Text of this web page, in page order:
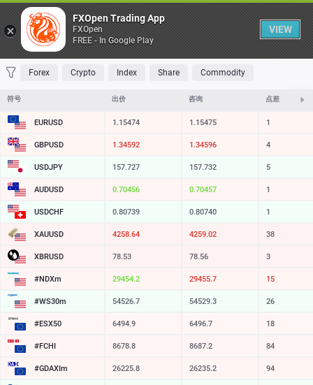
桌子
收藏 夹 交易量最大 最大涨幅 最大跌幅 最易挥发
Forex Crypto Index Share Commodity
符号 出价 咨询 点差
EURUSD 1.15474 1.15475 1
GBPUSD 1.34592 1.34596 4
USDJPY 157.727 157.732 5
AUDUSD 0.70456 0.70457 1
USDCHF 0.80739 0.80740 1
XAUUSD 4258.64 4259.02 38
XBRUSD 78.53 78.56 3
#NDXm 29454.2 29455.7 15
#WS30m 54526.7 54529.3 26
#ESX50 6494.9 6496.7 18
#FCHI 8678.8 8687.2 84
#GDAXIm 26225.8 26235.2 94
FXOpen Trading App
FXOpen
FREE - In Google Play
VIEW